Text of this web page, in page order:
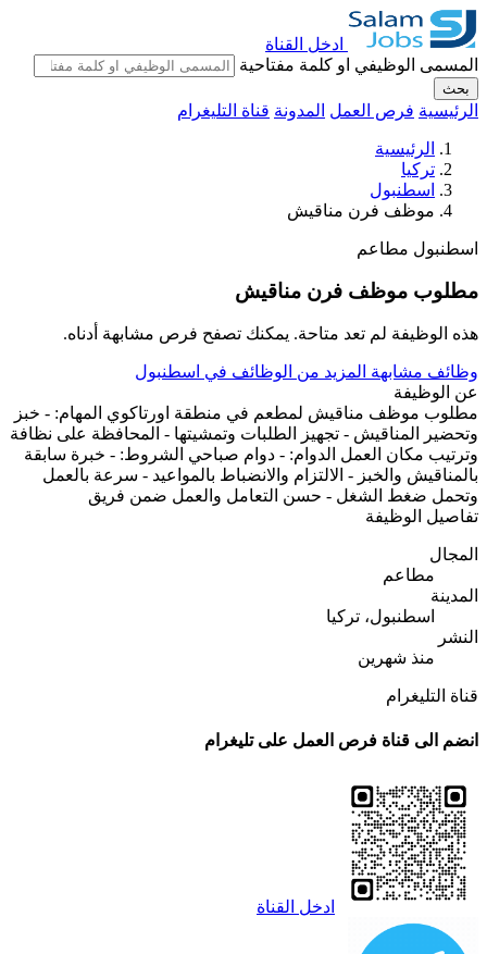
ادخل القناة
المسمى الوظيفي او كلمة مفتاحية
بحث
الرئيسية فرص العمل المدونة قناة التليغرام
الرئيسية
تركيا
اسطنبول
موظف فرن مناقيش
اسطنبول مطاعم
مطلوب موظف فرن مناقيش
هذه الوظيفة لم تعد متاحة. يمكنك تصفح فرص مشابهة أدناه.
وظائف مشابهة المزيد من الوظائف في اسطنبول
عن الوظيفة
مطلوب موظف مناقيش لمطعم في منطقة اورتاكوي المهام: - خبز
وتحضير المناقيش - تجهيز الطلبات وتمشيتها - المحافظة على نظافة
وترتيب مكان العمل الدوام: - دوام صباحي الشروط: - خبرة سابقة
بالمناقيش والخبز - الالتزام والانضباط بالمواعيد - سرعة بالعمل
وتحمل ضغط الشغل - حسن التعامل والعمل ضمن فريق
تفاصيل الوظيفة
المجال
مطاعم
المدينة
اسطنبول، تركيا
النشر
منذ شهرين
قناة التليغرام
انضم الى قناة فرص العمل على تليغرام
ادخل القناة